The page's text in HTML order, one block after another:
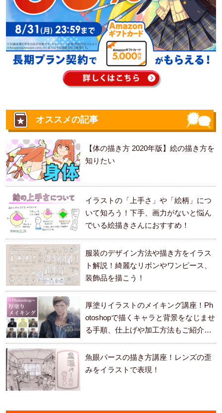
オススメの記事
【体の描き方 2020年版】絵の描き方を
知りたい
イラストの「上手さ」や「絵柄」につ
いて知ろう！下手、画力がないと悩ん
でいる絵描きさんにおすすめ！
服装のデザイン方法や描き方をイラス
ト解説！綺麗なリボンやワンピース、
装飾品を描こう！
厚塗りイラストのメイキング講座！Ph
otoshopで描くキャラと背景をなじませ
る手順、仕上げや加工方法もご紹介し
ます。
魚眼パースの描き方講座！レンズの歪
みをイラストで表現！